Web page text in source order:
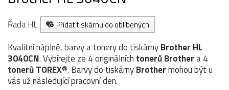
Řada HL Přidat tiskárnu do oblíbených
Kvalitní náplně, barvy a tonery do tiskárnyBrother HL
3040CN. Vybírejte ze 4 originálních tonerůBrothera 4
tonerů TOREX®. Barvy do tiskárnyBrothermohou být u
vás už následující pracovní den.